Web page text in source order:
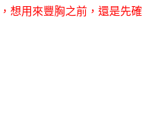
，想用來豐胸之前，還是先確